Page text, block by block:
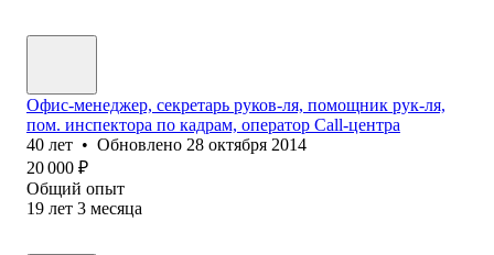
Офис-менеджер, секретарь руков-ля, помощник рук-ля,
пом. инспектора по кадрам, оператор Call-центра
40 лет • Обновлено 28 октября 2014
20 000 ₽
Общий опыт
19 лет 3 месяца